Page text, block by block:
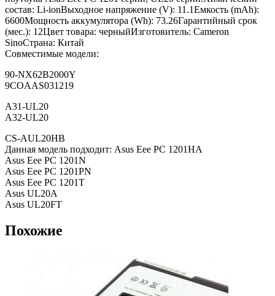
состав: Li-ionВыходное напряжение (V): 11.1Емкость (mAh):
6600Мощность аккумулятора (Wh): 73.26Гарантийный срок
(мес.): 12Цвет товара: черныйИзготовитель: Cameron
SinoСтрана: Китай
Совместимые модели:
90-NX62B2000Y
9COAAS031219
A31-UL20
A32-UL20
CS-AUL20HB
Данная модель подходит: Asus Eee PC 1201HA
Asus Eee PC 1201N
Asus Eee PC 1201PN
Asus Eee PC 1201T
Asus UL20A
Asus UL20FT
Похожие